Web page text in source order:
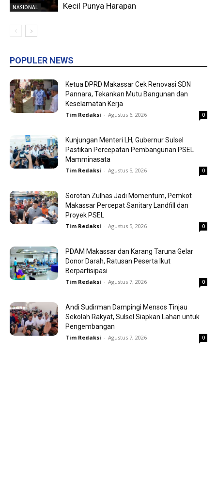
NASIONAL
Kecil Punya Harapan
POPULER NEWS
Ketua DPRD Makassar Cek Renovasi SDN
Pannara, Tekankan Mutu Bangunan dan
Keselamatan Kerja
Tim Redaksi - Agustus 6, 2026 0
Kunjungan Menteri LH, Gubernur Sulsel
Pastikan Percepatan Pembangunan PSEL
Mamminasata
Tim Redaksi - Agustus 5, 2026 0
Sorotan Zulhas Jadi Momentum, Pemkot
Makassar Percepat Sanitary Landfill dan
Proyek PSEL
Tim Redaksi - Agustus 5, 2026 0
PDAM Makassar dan Karang Taruna Gelar
Donor Darah, Ratusan Peserta Ikut
Berpartisipasi
Tim Redaksi - Agustus 7, 2026 0
Andi Sudirman Dampingi Mensos Tinjau
Sekolah Rakyat, Sulsel Siapkan Lahan untuk
Pengembangan
Tim Redaksi - Agustus 7, 2026 0